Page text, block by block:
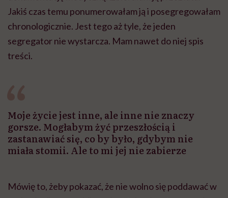
zastanawiać się, co by było, gdybym nie
miała stomii. Ale to mi jej nie zabierze
Mówię to, żeby pokazać, że nie wolno się poddawać w
jak cierpimy, że mówimy totalnie niezrozumiale i w
konsekwencji nie otrzymujemy pomocy. Są osoby
takie jak ja, wrażliwe, które za swój stan zdrowia będą
rezygnować z dalszego szukania diagnozy. Moja rada